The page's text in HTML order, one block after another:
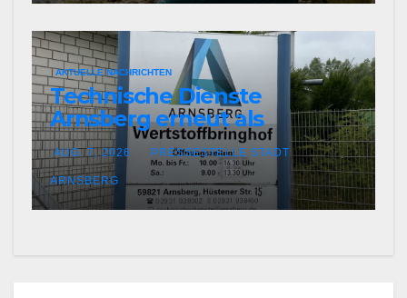
AKTUELLE NACHRICHTEN
Technische Dienste
Arnsberg erneut als
Entsorgungsfachbetrieb
zertifiziert
AUG. 7, 2026 PRESSESTELLE STADT
ARNSBERG